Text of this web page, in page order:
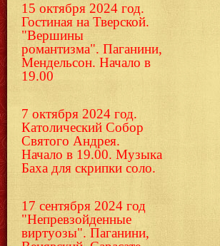
15 октября 2024 год.
Гостиная на Тверской.
"Вершины
романтизма". Паганини,
Мендельсон. Начало в
19.00
7 октября 2024 год.
Католический Собор
Святого Андрея.
Начало в 19.00. Музыка
Баха для скрипки соло.
17 сентября 2024 год
"Непревзойденные
виртуозы". Паганини,